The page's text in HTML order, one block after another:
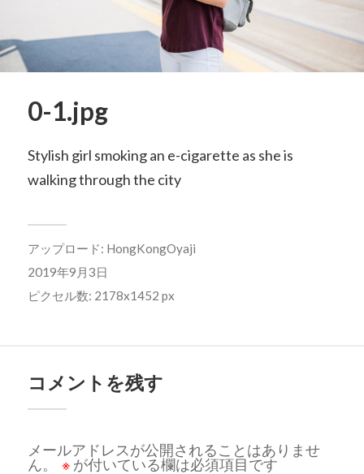
0-1.jpg
Stylish girl smoking an e-cigarette as she is
walking through the city
アップロード: HongKongOyaji
2019年9月3日
ピクセル数: 2178x1452 px
コメントを残す
メールアドレスが公開されることはありませ
ん。
※ が付いている欄は必須項目です